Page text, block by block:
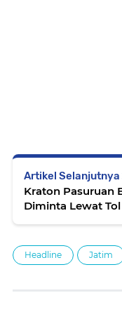
Artikel Selanjutnya
Kraton Pasuruan
Diminta Lewat Tol
Headline Jatim